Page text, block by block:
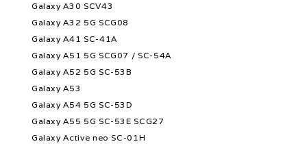
Galaxy A30 SCV43
Galaxy A32 5G SCG08
Galaxy A41 SC-41A
Galaxy A51 5G SCG07 / SC-54A
Galaxy A52 5G SC-53B
Galaxy A53
Galaxy A54 5G SC-53D
Galaxy A55 5G SC-53E SCG27
Galaxy Active neo SC-01H